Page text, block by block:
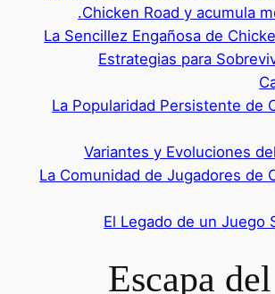
Chicken Road y acumula
La Sencillez Engañosa de
Estrategias para
La Popularidad Persistente de
Variantes y Evoluciones
La Comunidad de Jugadores de
El Legado de un Juego
¡Escapa